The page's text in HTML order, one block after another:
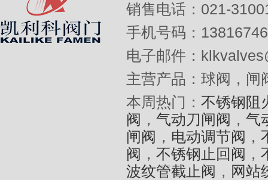
销售电话：021-
手机号码：
电子邮件：
主营产品：球阀，闸
本周热门： 不锈钢阻
阀 ， 气动刀闸阀 ， 气
闸阀 ， 电动调节阀 ，
阀 ， 不锈钢止回阀 ，
波纹管截止阀 ， 网站